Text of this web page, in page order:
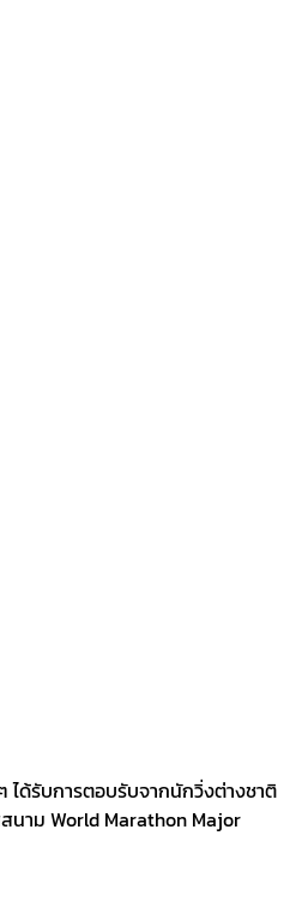
ได้รับการตอบรับจากนักวิ่งต่างชาติ
นาม World Marathon Major